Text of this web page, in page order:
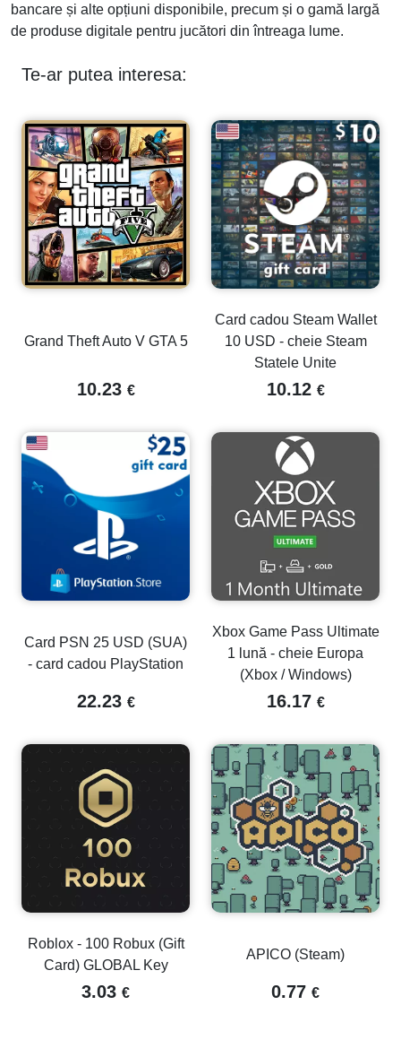
bancare și alte opțiuni disponibile, precum și o gamă largă
de produse digitale pentru jucători din întreaga lume.
Te-ar putea interesa:
Grand Theft Auto V GTA 5
10.23 €
Card cadou Steam Wallet
10 USD - cheie Steam
Statele Unite
10.12 €
Card PSN 25 USD (SUA)
- card cadou PlayStation
22.23 €
Xbox Game Pass Ultimate
1 lună - cheie Europa
(Xbox / Windows)
16.17 €
Roblox - 100 Robux (Gift
Card) GLOBAL Key
3.03 €
APICO (Steam)
0.77 €